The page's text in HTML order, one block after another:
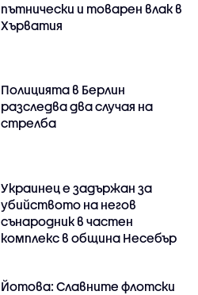
пътнически и товарен влак в
Хърватия
Полицията в Берлин
разследва два случая на
стрелба
Украинец е задържан за
убийството на негов
сънародник в частен
комплекс в община Несебър
Йотова: Славните флотски